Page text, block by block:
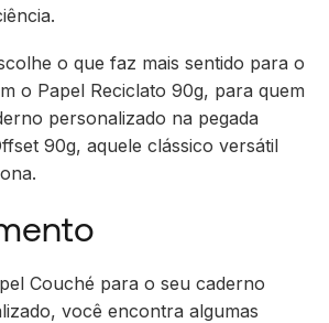
o que faz mais sentido para o
o Papel Reciclato 90g, para quem
personalizado na pegada
90g, aquele clássico versátil
Couché para o seu caderno
você encontra algumas